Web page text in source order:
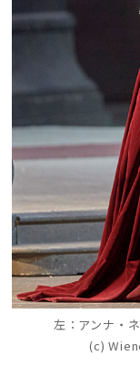
左： アンナ・
(c)